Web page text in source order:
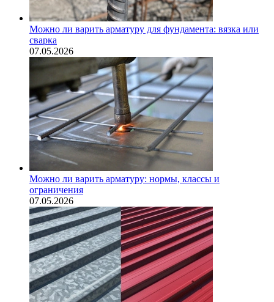
Можно ли варить арматуру для фундамента: вязка или
сварка
07.05.2026
Можно ли варить арматуру: нормы, классы и
ограничения
07.05.2026